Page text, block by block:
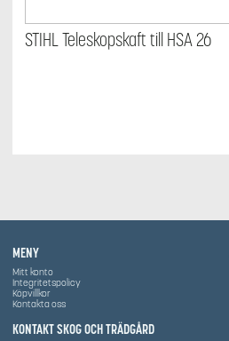
STIHL Teleskopskaft till HSA 26
MENY
Mitt konto
Integritetspolicy
Köpvillkor
Kontakta oss
KONTAKT SKOG OCH TRÄDGÅRD